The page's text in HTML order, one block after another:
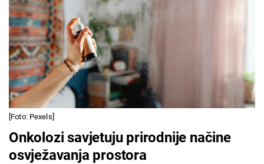
[Foto: Pexels]
Onkolozi savjetuju prirodnije načine
osvježavanja prostora